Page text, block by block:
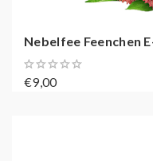
Nebelfee Feenchen
€9,00